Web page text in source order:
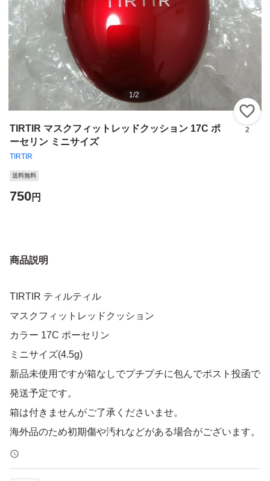
1/2
TIRTIR マスクフィットレッドクッション 17C ポ
ーセリン ミニサイズ
TIRTIR
2
送料無料
750円
商品説明
TIRTIR ティルティル
マスクフィットレッドクッション
カラー 17C ポーセリン
ミニサイズ(4.5g)
新品未使用ですが箱なしでプチプチに包んでポスト投函で
発送予定です。
箱は付きませんがご了承くださいませ。
海外品のため初期傷や汚れなどがある場合がございます。
発送中のトラブルや事故等の責任はこちらではいっさい負
えませんのでご了承くださいませ。